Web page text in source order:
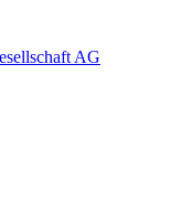
AG